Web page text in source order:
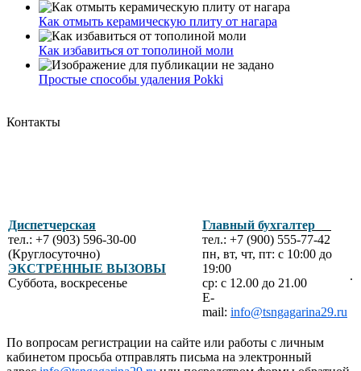
Как отмыть керамическую плиту от нагара
Как избавиться от тополиной моли
Простые способы удаления Pokki
Контакты
Диспетчерская
тел.: +7 (903) 596-30-00
(Круглосуточно)
ЭКСТРЕННЫЕ ВЫЗОВЫ
Суббота, воскресенье
Главный бухгалтер
тел.: +7 (900) 555-77-42
пн, вт, чт, пт: с 10:00 до
19:00
ср: с 12.00 до 21.00
E-
mail: info@tsngagarina29.ru
.
По вопросам регистрации на сайте или работы с личным
кабинетом просьба отправлять письма на электронный